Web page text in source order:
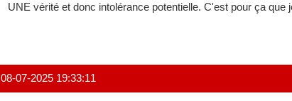
UNE vérité et donc intolérance potentielle. C'est pour ça
08-07-2025 19:33:11